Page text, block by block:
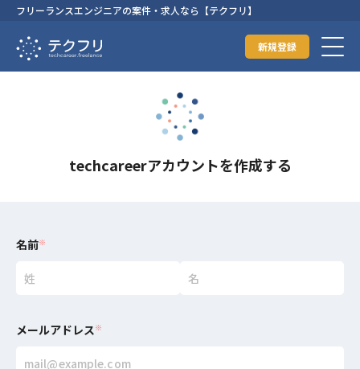
フリーランスエンジニアの案件・求人なら【テクフリ】
新規登録
techcareerアカウントを作成する
名前※
メールアドレス※